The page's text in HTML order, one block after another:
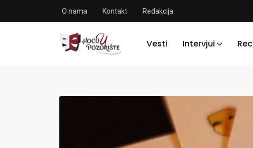
O nama Kontakt Redakcija
Vesti Intervjui